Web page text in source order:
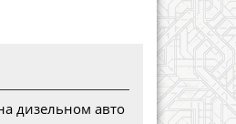
дизельном авто